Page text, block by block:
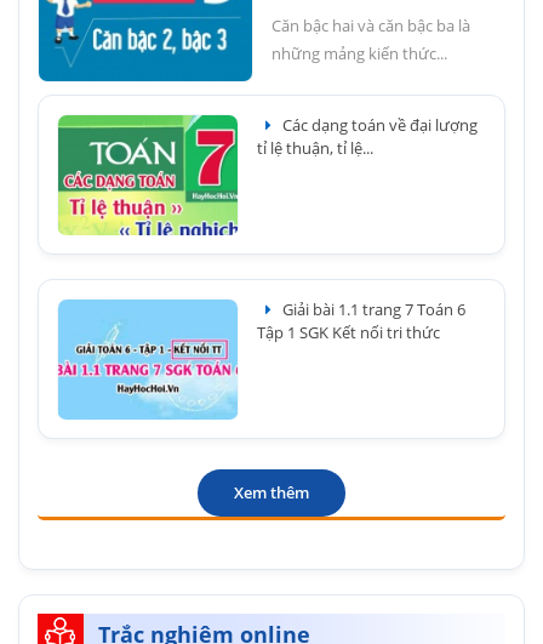
Căn bậc hai và căn bậc ba là
những mảng kiến thức...
Các dạng toán về đại lượng
tỉ lệ thuận, tỉ lệ...
Giải bài 1.1 trang 7 Toán 6
Tập 1 SGK Kết nối tri thức
Xem thêm
Trắc nghiệm online